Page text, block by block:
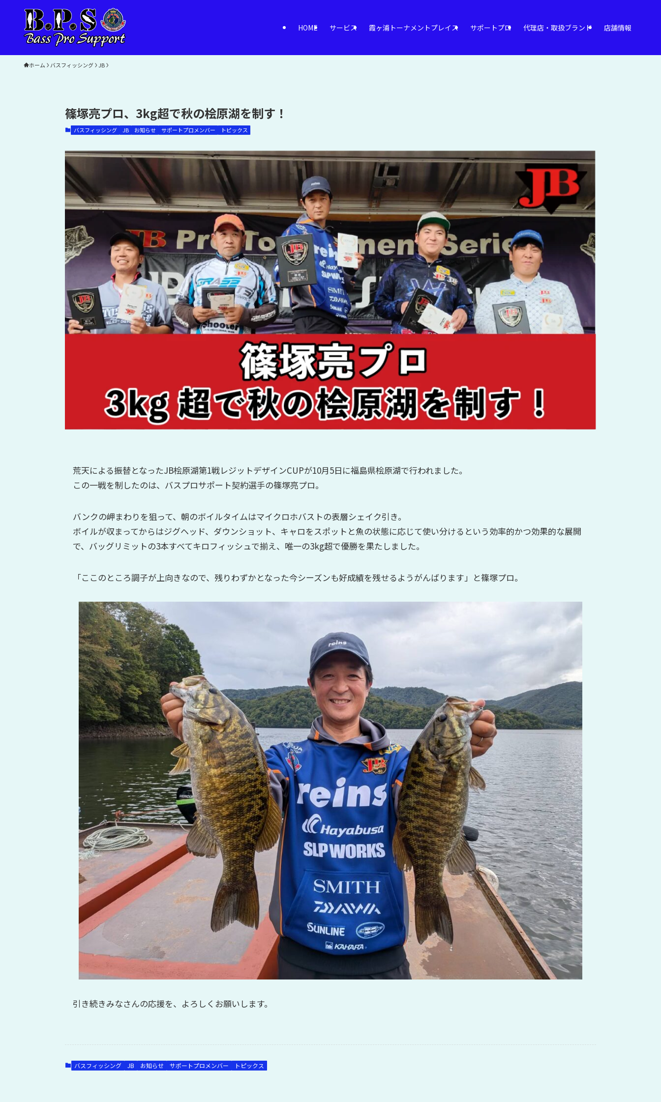
HOME サービス 霞ヶ浦トーナメントプレイス サポートプロ 代理店・取扱ブランド 店舗情報
ホーム バスフィッシング JB
篠塚亮プロ、3kg超で秋の桧原湖を制す！
バスフィッシング JB お知らせ サポートプロメンバー トピックス
荒天による振替となったJB桧原湖第1戦レジットデザインCUPが10月5日に福島県桧原湖で行われました。
この一戦を制したのは、バスプロサポート契約選手の篠塚亮プロ。
バンクの岬まわりを狙って、朝のボイルタイムはマイクロホバストの表層シェイク引き。
ボイルが収まってからはジグヘッド、ダウンショット、キャロをスポットと魚の状態に応じて使い分けるという効率的かつ効果的な展開
で、バッグリミットの3本すべてキロフィッシュで揃え、唯一の3kg超で優勝を果たしました。
「ここのところ調子が上向きなので、残りわずかとなった今シーズンも好成績を残せるようがんばります」と篠塚プロ。
引き続きみなさんの応援を、よろしくお願いします。
バスフィッシング JB お知らせ サポートプロメンバー トピックス